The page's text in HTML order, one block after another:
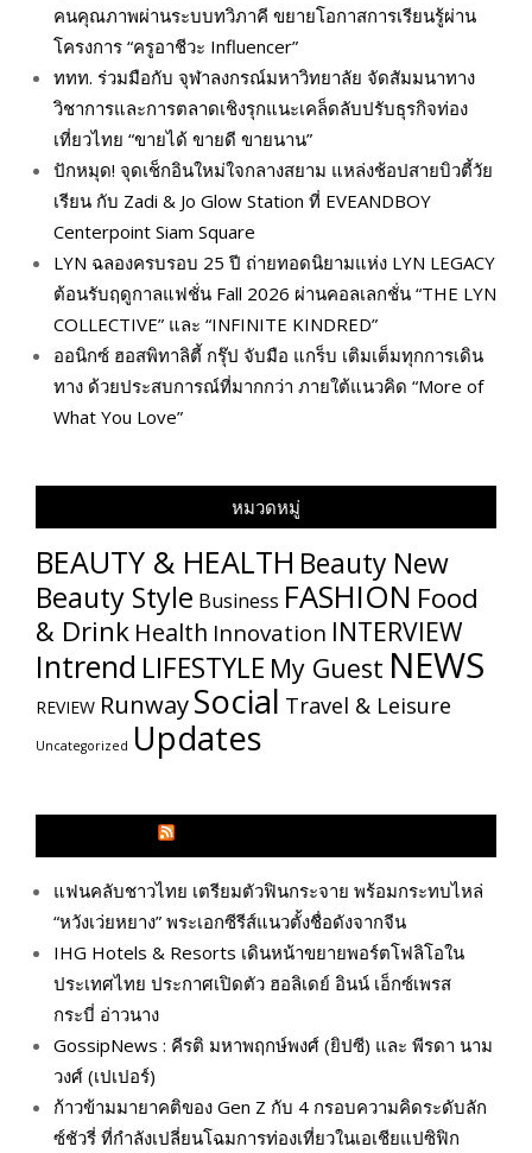
คนคุณภาพผ่านระบบทวิภาคี ขยายโอกาสการเรียนรู้ผ่าน
โครงการ “ครูอาชีวะ Influencer”
ททท. ร่วมมือกับ จุฬาลงกรณ์มหาวิทยาลัย จัดสัมมนาทาง
วิชาการและการตลาดเชิงรุกแนะเคล็ดลับปรับธุรกิจท่อง
เที่ยวไทย “ขายได้ ขายดี ขายนาน”
ปักหมุด! จุดเช็กอินใหม่ใจกลางสยาม แหล่งช้อปสายบิวตี้วัย
เรียน กับ Zadi & Jo Glow Station ที่ EVEANDBOY
Centerpoint Siam Square
LYN ฉลองครบรอบ 25 ปี ถ่ายทอดนิยามแห่ง LYN LEGACY
ต้อนรับฤดูกาลแฟชั่น Fall 2026 ผ่านคอลเลกชั่น “THE LYN
COLLECTIVE” และ “INFINITE KINDRED”
ออนิกซ์ ฮอสพิทาลิตี้ กรุ๊ป จับมือ แกร็บ เติมเต็มทุกการเดิน
ทาง ด้วยประสบการณ์ที่มากกว่า ภายใต้แนวคิด “More of
What You Love”
หมวดหมู่
BEAUTY & HEALTH Beauty New
Beauty Style Business FASHION Food
& Drink Health Innovation INTERVIEW
Intrend LIFESTYLE My​ Guest NEWS
REVIEW RunwaySocial Travel & Leisure
Uncategorized Updates
แฟนคลับชาวไทย เตรียมตัวฟินกระจาย พร้อมกระทบไหล่
“หวังเว่ยหยาง” พระเอกซีรีส์แนวตั้งชื่อดังจากจีน
IHG Hotels & Resorts เดินหน้าขยายพอร์ตโฟลิโอใน
ประเทศไทย ประกาศเปิดตัว ฮอลิเดย์ อินน์ เอ็กซ์เพรส
กระบี่ อ่าวนาง
GossipNews : คีรติ มหาพฤกษ์พงศ์ (ยิปซี) และ พีรดา นาม
วงศ์ (เปเปอร์)
ก้าวข้ามมายาคติของ Gen Z กับ 4 กรอบความคิดระดับลัก
ซ์ชัวรี่ ที่กำลังเปลี่ยนโฉมการท่องเที่ยวในเอเชียแปซิฟิก